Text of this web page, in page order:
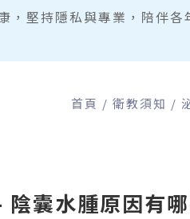
，堅持隱私與專業，陪伴各
首頁 衛教須知
陰囊水腫原因有